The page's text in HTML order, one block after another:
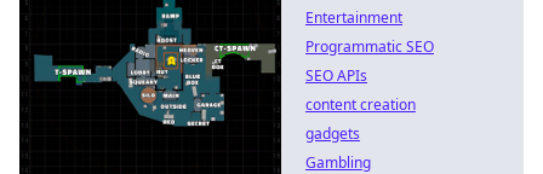
Entertainment
Programmatic SEO
SEO APIs
content creation
gadgets
Gambling